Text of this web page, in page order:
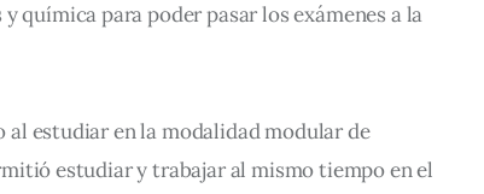
química para poder pasar los exámenes a la
estudiar en la modalidad modular de
estudiar y trabajar al mismo tiempo en el